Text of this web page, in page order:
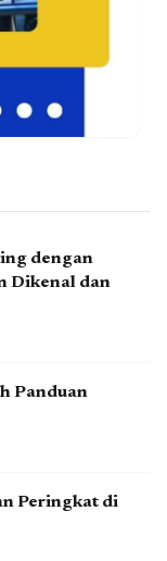
dengan
Dikenal dan
Panduan
Peringkat di